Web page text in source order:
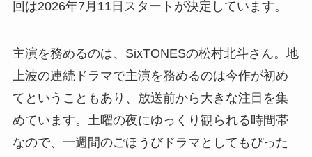
回は2026年7月11日スタートが決定しています。
主演を務めるのは、SixTONESの松村北斗さん。地
上波の連続ドラマで主演を務めるのは今作が初め
てということもあり、放送前から大きな注目を集
めています。土曜の夜にゆっくり観られる時間帯
なので、一週間のごほうびドラマとしてもぴった